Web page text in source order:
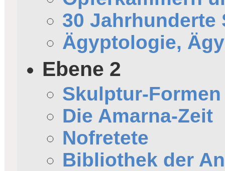
30 Jahrhunderte
Ägyptologie,
Ebene 2
Skulptur-Formen
Die Amarna-Zeit
Nofretete
Bibliothek der